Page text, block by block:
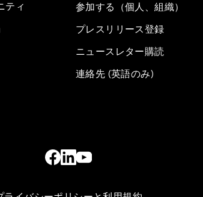
ティ
参加する（個人、組織）
プレスリリース登録
ニュースレター購読
連絡先 (英語のみ)